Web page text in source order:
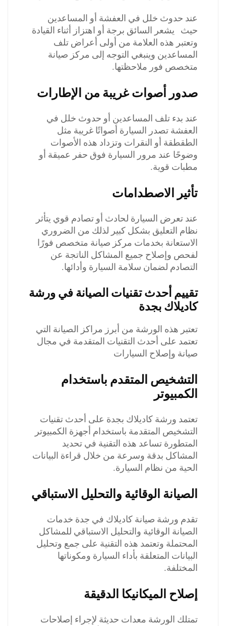
عند حدوث خلل في العفشة أو المساعدين
حيث يشعر السائق برجة أو اهتزاز أثناء القيادة
وتعتبر هذه العلامة من أولى أعراض تلف
المساعدين وينبغي التوجه إلى مركز صيانة
متخصص فور ملاحظتها.
صدور أصوات غريبة من الإطارات
عند بدء تلف المساعدين أو حدوث خلل في
العفشة تصدر السيارة أصواتًا غريبة مثل
الطقطقة أو النقرات وتزداد هذه الأصوات
وضوحًا عند مرور السيارة فوق حفر عميقة أو
مطبات قوية.
تأثير الاصطدامات
عند تعرض السيارة لحادث أو تصادم قوي يتأثر
نظام التعليق بشكل كبير لذلك من الضروري
الاستعانة بخدمات مركز صيانة متخصص فورًا
لفحص وإصلاح جميع المشاكل الناتجة عن
التصادم لضمان سلامة السيارة وأدائها.
تقييم أحدث تقنيات الصيانة في ورشة
كاديلاك بجدة
تعتبر هذه الورشة من أبرز مراكز الصيانة التي
تعتمد على أحدث التقنيات المتقدمة في مجال
صيانة وإصلاح السيارات
التشخيص المتقدم باستخدام
الكمبيوتر
تعتمد ورشة كاديلاك بجدة على أحدث تقنيات
التشخيص المتقدمة باستخدام أجهزة الكمبيوتر
المتطورة تساعد هذه التقنية في تحديد
المشاكل بدقة وسرعة من خلال قراءة البيانات
الحية من نظام السيارة.
الصيانة الوقائية والتحليل الاستباقي
تقدم ورشة صيانة كاديلاك في جدة خدمات
الصيانة الوقائية والتحليل الاستباقي للمشاكل
المحتملة وتعتمد هذه التقنية على جمع وتحليل
البيانات المتعلقة بأداء السيارة ومكوناتها
المختلفة.
إصلاح الميكانيكا الدقيقة
تمتلك الورشة معدات حديثة لإجراء إصلاحات